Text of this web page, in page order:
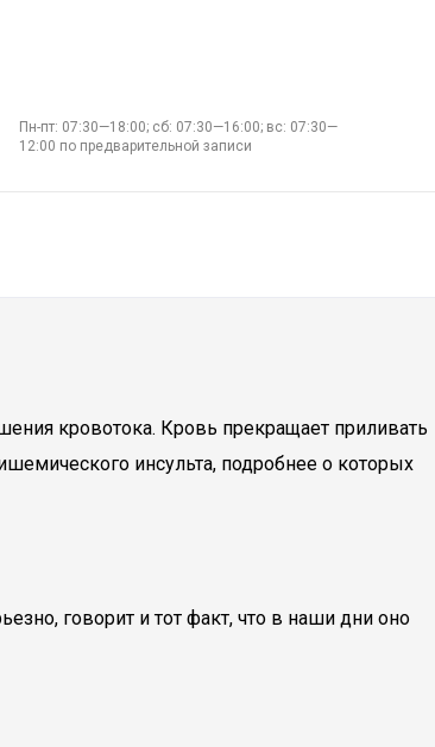
Пн-пт: 07:30—18:00; сб: 07:30—16:00; вс: 07:30—
12:00 по предварительной записи
кровотока. Кровь прекращает приливать
инсульта, подробнее о которых
говорит и тот факт, что в наши дни оно